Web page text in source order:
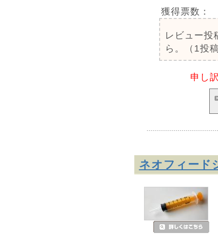
獲得票数：
レビュー投
ら。（1投
申し
ネオフィー